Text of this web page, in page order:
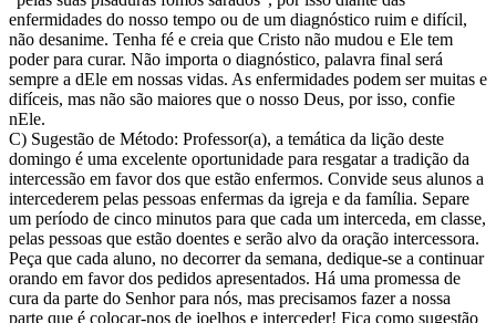
enfermidades do nosso tempo ou de um diagnóstico ruim e difícil,
não desanime. Tenha fé e creia que Cristo não mudou e Ele tem
poder para curar. Não importa o diagnóstico, palavra final será
sempre a dEle em nossas vidas. As enfermidades podem ser muitas e
difíceis, mas não são maiores que o nosso Deus, por isso, confie
nEle.
C) Sugestão de Método: Professor(a), a temática da lição deste
domingo é uma excelente oportunidade para resgatar a tradição da
intercessão em favor dos que estão enfermos. Convide seus alunos a
intercederem pelas pessoas enfermas da igreja e da família. Separe
um período de cinco minutos para que cada um interceda, em classe,
pelas pessoas que estão doentes e serão alvo da oração intercessora.
Peça que cada aluno, no decorrer da semana, dedique-se a continuar
orando em favor dos pedidos apresentados. Há uma promessa de
cura da parte do Senhor para nós, mas precisamos fazer a nossa
parte que é colocar-nos de joelhos e interceder! Fica como sugestão